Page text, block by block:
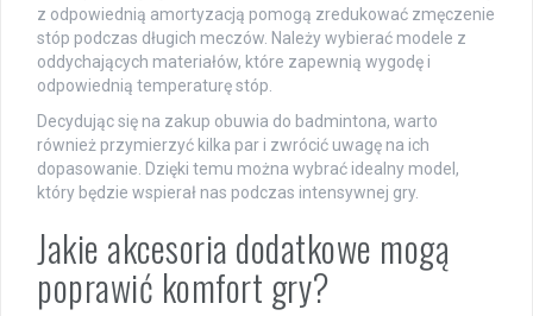
z odpowiednią amortyzacją pomogą zredukować zmęczenie
stóp podczas długich meczów. Należy wybierać modele z
oddychających materiałów, które zapewnią wygodę i
odpowiednią temperaturę stóp.
Decydując się na zakup obuwia do badmintona, warto
również przymierzyć kilka par i zwrócić uwagę na ich
dopasowanie. Dzięki temu można wybrać idealny model,
który będzie wspierał nas podczas intensywnej gry.
Jakie akcesoria dodatkowe mogą
poprawić komfort gry?